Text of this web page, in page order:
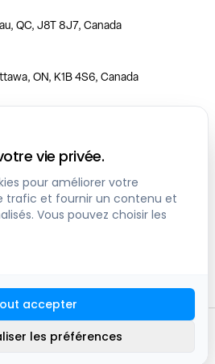
QC, J8T 8J7, Canada
ON, K1B 4S6, Canada
ON, M3C 3E5, Canada
BC, V6P 6G5, Canada
AB, T2P 2T8, Canada
Plan du site
vie privée.
pour améliorer votre
trafic et fournir un contenu et
Vous pouvez choisir les
accepter
les préférences